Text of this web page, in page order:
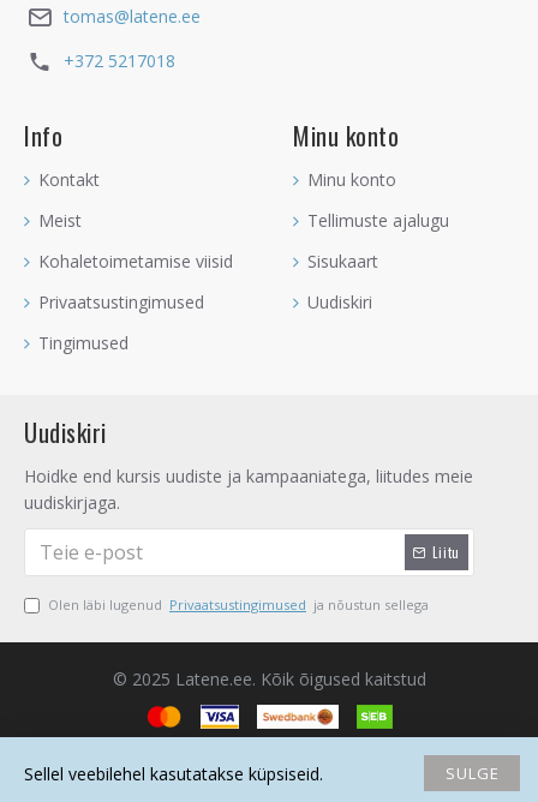
tomas@latene.ee
+372 5217018
Info
Kontakt
Meist
Kohaletoimetamise viisid
Privaatsustingimused
Tingimused
Minu konto
Minu konto
Tellimuste ajalugu
Sisukaart
Uudiskiri
Uudiskiri
Hoidke end kursis uudiste ja kampaaniatega, liitudes meie
uudiskirjaga.
Liitu
Olen läbi lugenud Privaatsustingimused ja nõustun sellega
© 2025 Latene.ee. Kõik õigused kaitstud
Saada email Helista
SULGE
Sellel veebilehel kasutatakse küpsiseid.